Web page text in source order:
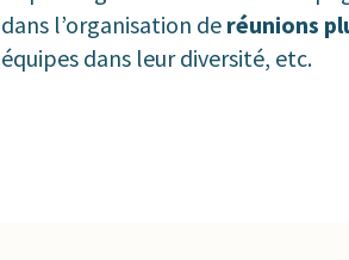
dans l’organisation de réunions
équipes dans leur diversité, etc.